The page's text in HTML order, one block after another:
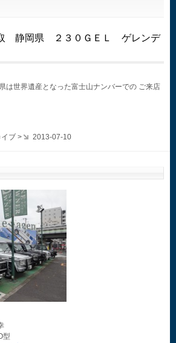
取 静岡県 ２３０ＧＥＬ ゲレンデ
は世界遺産となった富士山ナンバーでの ご来店
ブ > 2013-07-10
型